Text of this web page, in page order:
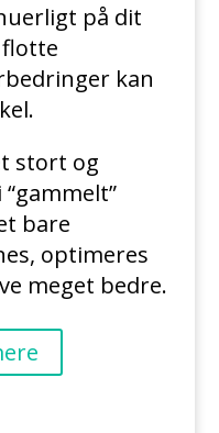
på dit
flotte
kan
stort og
bare
optimeres
meget bedre.